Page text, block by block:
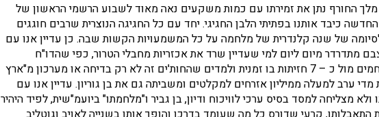
מלך החורף נתן את זמירתו עם כמות משקעים נאה מאוד לשבוע הרשמי הראשון של
24 ולכבוד קבלתה של החדשה כיבד אותנו בפתיתי הלבן החגיגי. יחד עם כל החגיגה הנוצרית שרבים חוגגים
של שנה קלנדרית של מלחמה על כל המשמעויות הקשות שבה. כן עדיין אנו עם
מתדרדר מיום ליום למי שעדיין שרד את אכזריות מחבלי הטרור, כפי שהדו"ח
שפורסם השבוע ויימסר לאו"מ מלמד. עדיין אנו נלחמים מול כ – 7 חזיתות בו זמנית ולמדים שהחות'ים זה לא רק בדיחה או מערכון מ"ארץ
ערב למעלה ממיליון אזרחים למקלטים ומשביתה גם את בן גוריון. עדיין אנו עם
מצליחה למסד בסיס ערכי לוויכוח ודיון, בן גביר ו"מלחמתו" ביועמ"שית, לפיד היהיר